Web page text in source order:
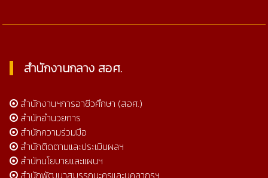
สำนักงานกลาง สอศ.
สำนักงานฯการอาชีวศึกษา (สอศ.)
สำนักอำนวยการ
สำนักความร่วมมือ
สำนักติดตามและประเมินผลฯ
สำนักนโยบายและแผนฯ
สำนักพัฒนาสมรรถนะครูและบุคลากรฯ